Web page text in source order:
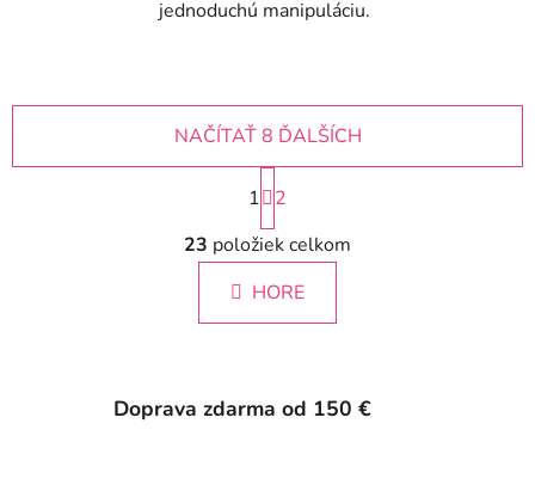
jednoduchú manipuláciu.
O
v
l
á
d
i
NAČÍTAŤ 8 ĎALŠÍCH
S
t
r
á
n
k
i
1
2
23 položiek celkom
HORE
Doprava zdarma od 150 €